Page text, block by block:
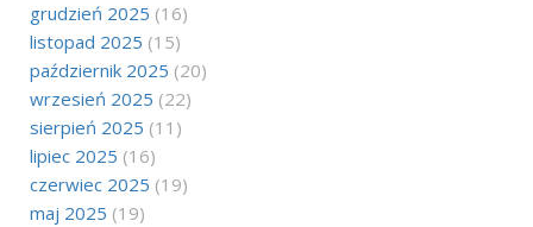
grudzień 2025 (16)
listopad 2025 (15)
październik 2025 (20)
wrzesień 2025 (22)
sierpień 2025 (11)
lipiec 2025 (16)
czerwiec 2025 (19)
maj 2025 (19)